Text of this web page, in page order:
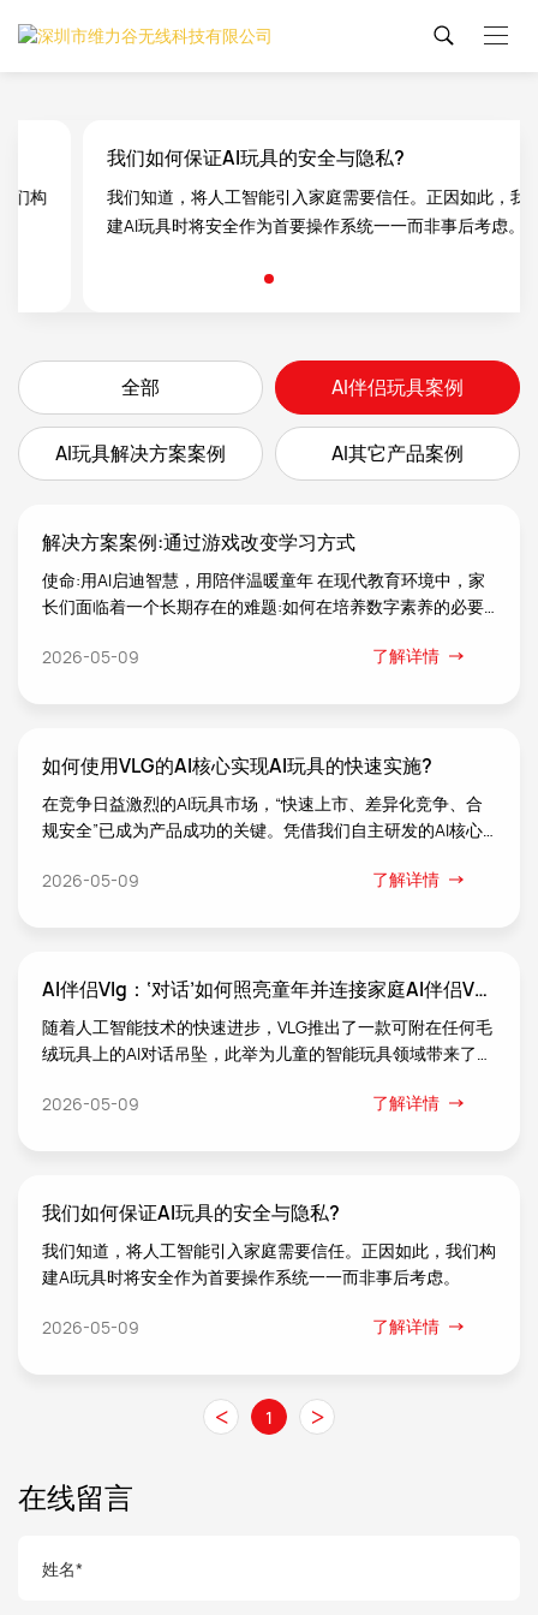
我们如何保证AI玩具的安全与隐私?
我们知道，将人工智能引入家庭需要信任。正因如此，我们构
建AI玩具时将安全作为首要操作系统一一而非事后考虑。
全部 AI伴侣玩具案例
AI玩具解决方案案例 AI其它产品案例
解决方案案例:通过游戏改变学习方式
使命:用AI启迪智慧，用陪伴温暖童年 在现代教育环境中，家
长们面临着一个长期存在的难题:如何在培养数字素养的必要
的“教育”型屏幕往往导致被动消费，而标准玩具则缺乏能够挑
2026-05-09 了解详情
如何使用VLG的AI核心实现AI玩具的快速实施?
在竞争日益激烈的AI玩具市场，“快速上市、差异化竞争、合
规安全”已成为产品成功的关键。凭借我们自主研发的AI核心
速开发方案，助您轻松突破技术壁垒，缩短开发周期，降低投
体系。
2026-05-09 了解详情
AI伴侣Vlg：‘对话’如何照亮童年并连接家庭AI伴侣VLG:
随着人工智能技术的快速进步，VLG推出了一款可附在任何毛
绒玩具上的AI对话吊坠，此举为儿童的智能玩具领域带来了全
伴与成长的温馨探索
2026-05-09 了解详情
我们如何保证AI玩具的安全与隐私?
我们知道，将人工智能引入家庭需要信任。正因如此，我们构
建AI玩具时将安全作为首要操作系统一一而非事后考虑。
2026-05-09 了解详情
< 1 >
在线留言